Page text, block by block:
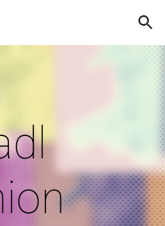
Skip to navigation